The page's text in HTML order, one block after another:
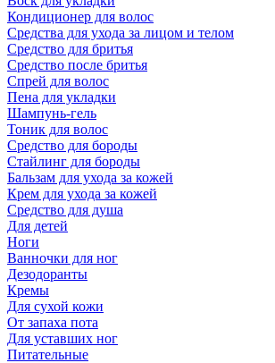
Кондиционер для волос
Средства для ухода за лицом и телом
Средство для бритья
Средство после бритья
Спрей для волос
Пена для укладки
Шампунь-гель
Тоник для волос
Средство для бороды
Стайлинг для бороды
Бальзам для ухода за кожей
Крем для ухода за кожей
Средство для душа
Для детей
Ноги
Ванночки для ног
Дезодоранты
Кремы
Для сухой кожи
От запаха пота
Для уставших ног
Питательные